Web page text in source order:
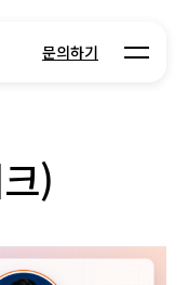
문의하기 Open
)